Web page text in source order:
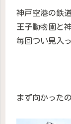
神戸空港の鉄
王子動物園と
毎回つい見入
まず向かった